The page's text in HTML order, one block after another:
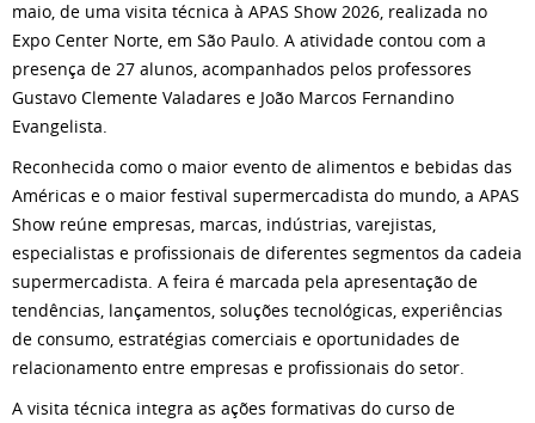
maio, de uma visita técnica à APAS Show 2026, realizada no
Expo Center Norte, em São Paulo. A atividade contou com a
presença de 27 alunos, acompanhados pelos professores
Gustavo Clemente Valadares e João Marcos Fernandino
Evangelista.
Reconhecida como o maior evento de alimentos e bebidas das
Américas e o maior festival supermercadista do mundo, a APAS
Show reúne empresas, marcas, indústrias, varejistas,
especialistas e profissionais de diferentes segmentos da cadeia
supermercadista. A feira é marcada pela apresentação de
tendências, lançamentos, soluções tecnológicas, experiências
de consumo, estratégias comerciais e oportunidades de
relacionamento entre empresas e profissionais do setor.
A visita técnica integra as ações formativas do curso de